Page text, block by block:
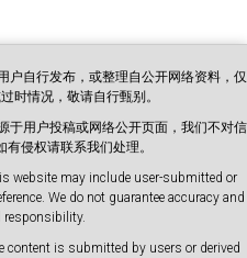
户自行发布，或整理自公开网络资料，仅
时情况，敬请自行甄别。
于用户投稿或网络公开页面，我们不对信
侵权请联系我们处理。
website may include user-submitted or
We do not guarantee accuracy and
responsibility.
is submitted by users or derived